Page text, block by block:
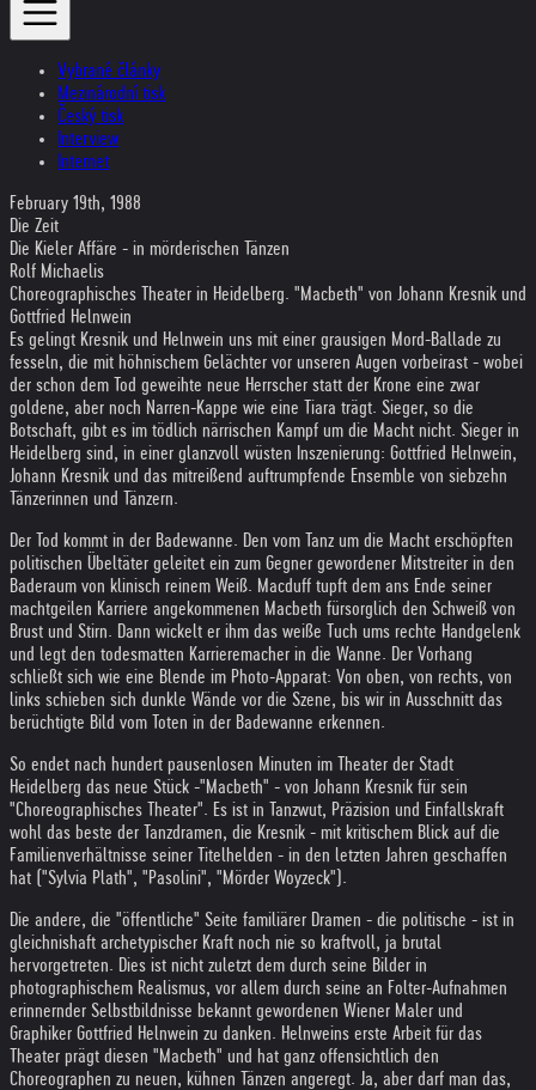
Vybrané články
Mezinárodní tisk
Český tisk
Interview
Internet
February 19th, 1988
Die Zeit
Die Kieler Affäre - in mörderischen Tänzen
Rolf Michaelis
Choreographisches Theater in Heidelberg. "Macbeth" von Johann Kresnik und
Gottfried Helnwein
Es gelingt Kresnik und Helnwein uns mit einer grausigen Mord-Ballade zu
fesseln, die mit höhnischem Gelächter vor unseren Augen vorbeirast - wobei
der schon dem Tod geweihte neue Herrscher statt der Krone eine zwar
goldene, aber noch Narren-Kappe wie eine Tiara trägt. Sieger, so die
Botschaft, gibt es im tödlich närrischen Kampf um die Macht nicht. Sieger in
Heidelberg sind, in einer glanzvoll wüsten Inszenierung: Gottfried Helnwein,
Johann Kresnik und das mitreißend auftrumpfende Ensemble von siebzehn
Tänzerinnen und Tänzern.
Der Tod kommt in der Badewanne. Den vom Tanz um die Macht erschöpften
politischen Übeltäter geleitet ein zum Gegner gewordener Mitstreiter in den
Baderaum von klinisch reinem Weiß. Macduff tupft dem ans Ende seiner
machtgeilen Karriere angekommenen Macbeth fürsorglich den Schweiß von
Brust und Stirn. Dann wickelt er ihm das weiße Tuch ums rechte Handgelenk
und legt den todesmatten Karrieremacher in die Wanne. Der Vorhang
schließt sich wie eine Blende im Photo-Apparat: Von oben, von rechts, von
links schieben sich dunkle Wände vor die Szene, bis wir in Ausschnitt das
berüchtigte Bild vom Toten in der Badewanne erkennen.
So endet nach hundert pausenlosen Minuten im Theater der Stadt
Heidelberg das neue Stück -"Macbeth" - von Johann Kresnik für sein
"Choreographisches Theater". Es ist in Tanzwut, Präzision und Einfallskraft
wohl das beste der Tanzdramen, die Kresnik - mit kritischem Blick auf die
Familienverhältnisse seiner Titelhelden - in den letzten Jahren geschaffen
hat ("Sylvia Plath", "Pasolini", "Mörder Woyzeck").
Die andere, die "öffentliche" Seite familiärer Dramen - die politische - ist in
gleichnishaft archetypischer Kraft noch nie so kraftvoll, ja brutal
hervorgetreten. Dies ist nicht zuletzt dem durch seine Bilder in
photographischem Realismus, vor allem durch seine an Folter-Aufnahmen
erinnernder Selbstbildnisse bekannt gewordenen Wiener Maler und
Graphiker Gottfried Helnwein zu danken. Helnweins erste Arbeit für das
Theater prägt diesen "Macbeth" und hat ganz offensichtlich den
Choreographen zu neuen, kühnen Tänzen angeregt. Ja, aber darf man das,